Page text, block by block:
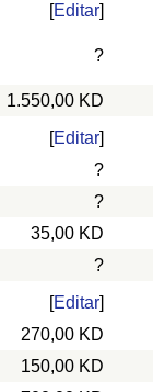
[Editar]
?
1.550,00 KD
[Editar]
?
?
35,00 KD
?
[Editar]
270,00 KD
150,00 KD